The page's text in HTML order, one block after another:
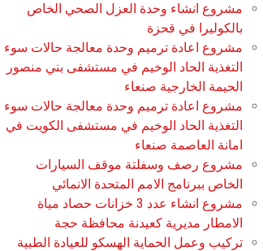
مشروع انشاء وحدة العزل الصحي الخاص
بالكوليرا في قحزة
مشروع اعادة ترميم وحدة معالجة حالات سوء
التغذية الحاد الوخيم في مستشفى بني منصور
الحيمة الخارجية صنعاء
مشروع اعادة ترميم وحدة معالجة حالات سوء
التغذية الحاد الوخيم في مستشفى الكويت في
امانة العاصمة صنعاء
مشروع رصف وسفلتة موقف السيارات
الخاص ببرنامج الامم المتحدة الانمائي
مشروع انشاء عدد 3 خزانات حصاد مياة
الامطار مديرية كعيدنة محافظة حجة
تركيب وعمل الحماية الهسكو للعيادة الطبية